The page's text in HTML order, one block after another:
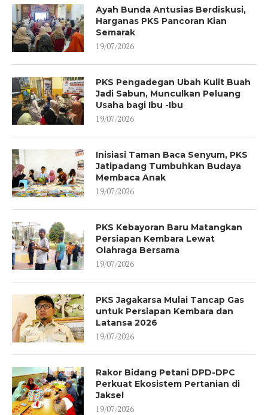
Ayah Bunda Antusias Berdiskusi,
Harganas PKS Pancoran Kian
Semarak
19/07/2026
PKS Pengadegan Ubah Kulit Buah
Jadi Sabun, Munculkan Peluang
Usaha bagi Ibu -Ibu
19/07/2026
Inisiasi Taman Baca Senyum, PKS
Jatipadang Tumbuhkan Budaya
Membaca Anak
19/07/2026
PKS Kebayoran Baru Matangkan
Persiapan Kembara Lewat
Olahraga Bersama
19/07/2026
PKS Jagakarsa Mulai Tancap Gas
untuk Persiapan Kembara dan
Latansa 2026
19/07/2026
Rakor Bidang Petani DPD-DPC
Perkuat Ekosistem Pertanian di
Jaksel
19/07/2026